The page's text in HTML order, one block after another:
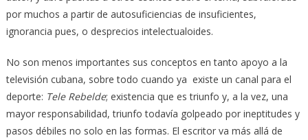
por muchos a partir de autosuficiencias de insuficientes,
ignorancia pues, o desprecios intelectualoides.
No son menos importantes sus conceptos en tanto apoyo a la
televisión cubana, sobre todo cuando ya existe un canal para el
deporte: Tele Rebelde; existencia que es triunfo y, a la vez, una
mayor responsabilidad, triunfo todavía golpeado por ineptitudes y
pasos débiles no solo en las formas. El escritor va más allá de